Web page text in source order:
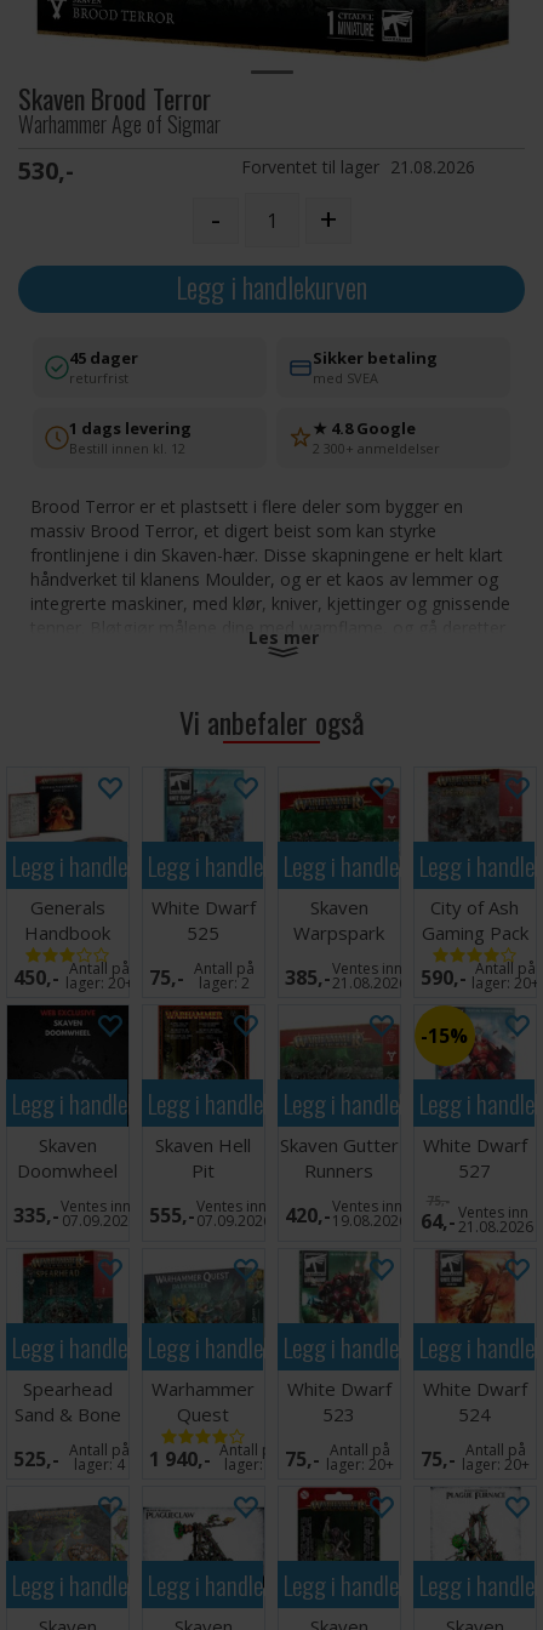
Skaven Brood Terror
Warhammer Age of Sigmar
530,- Forventet til lager 21.08.2026
- +
Legg i handlekurven
45 dager
returfrist
Sikker betaling
med SVEA
1 dags levering
Bestill innen kl. 12
★ 4.8 Google
2 300+ anmeldelser
Brood Terror er et plastsett i flere deler som bygger en
massiv Brood Terror, et digert beist som kan styrke
frontlinjene i din Skaven-hær. Disse skapningene er helt klart
håndverket til klanens Moulder, og er et kaos av lemmer og
integrerte maskiner, med klør, kniver, kjettinger og gnissende
tenner. Bløtgjør målene dine med warpflame, og gå deretter
tett innpå for å fullføre jobben i et blodig vanvidd. Disse
Dette settet inneholder 16 plastkomponenter og 1x Citadel
90mm Round Base. Denne push-fit-miniatyren kan settes
sammen uten lim, og leveres umalt.
Les mer
Vi anbefaler også
Legg i handlekurven
Generals
Handbook
2026-27
450,- Antall på
lager: 20+
Legg i handlekurven
White Dwarf
525
75,- Antall på
lager:2
Legg i handlekurven
Skaven
Warpspark
Weapon
Battery
385,-Ventes inn
21.08.2026
Legg i
City of Ash
Gaming Pack
590,- Antall på
lager:20+
Legg i handlekurven
Skaven
Doomwheel
335,-Ventes inn
07.09.2026
Legg i handlekurven
Skaven Hell
Pit
Abomination
555,-Ventes inn
07.09.2026
Legg i handlekurven
Skaven Gutter
Runners
420,-Ventes inn
19.08.2026
Legg i
15%
White Dwarf
527
75,-
64,-Ventes inn
21.08.2026
Legg i handlekurven
Spearhead
Sand & Bone
Gaming Pack
525,- Antall på
lager:4
Legg i handlekurven
Warhammer
Quest
Darkwater
1 940,- Antall på
lager:
Legg i handlekurven
White Dwarf
523
75,- Antall på
lager:20+
Legg i
White Dwarf
524
75,- Antall på
lager:20+
Legg i handlekurvenLegg i handlekurvenLegg i handlekurven
Legg i